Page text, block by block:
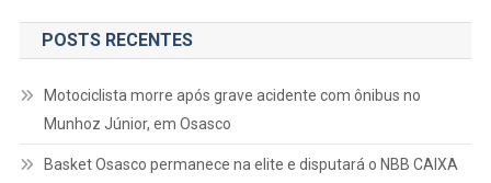
POSTS RECENTES
Motociclista morre após grave acidente com ônibus no
Munhoz Júnior, em Osasco
Basket Osasco permanece na elite e disputará o NBB CAIXA